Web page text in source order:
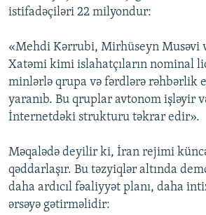
istifadəçiləri 22 milyondur:
«Mehdi Kərrubi, Mirhüseyn Musəvi
Xatəmi kimi islahatçıların nominal
minlərlə qrupa və fərdlərə rəhbərlik
yaranıb. Bu qruplar avtonom işləyir
İnternetdəki strukturu təkrar edir».
Məqalədə deyilir ki, İran rejimi küncə
qəddarlaşır. Bu təzyiqlər altında
daha ardıcıl fəaliyyət planı, daha
ərsəyə gətirməlidir: